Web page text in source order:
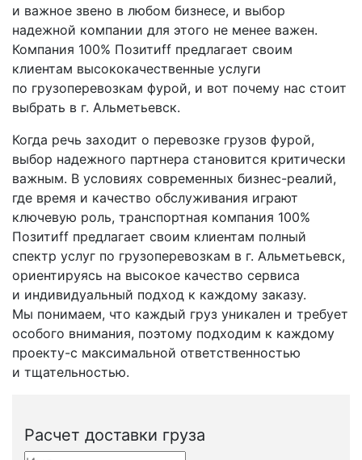
и важное звено в любом бизнесе, и выбор
надежной компании для этого не менее важен.
Компания 100% Позитиff предлагает своим
клиентам высококачественные услуги
по грузоперевозкам фурой, и вот почему нас стоит
выбрать в г. Альметьевск.
Когда речь заходит о перевозке грузов фурой,
выбор надежного партнера становится критически
важным. В условиях современных бизнес-реалий,
где время и качество обслуживания играют
ключевую роль, транспортная компания 100%
Позитиff предлагает своим клиентам полный
спектр услуг по грузоперевозкам в г. Альметьевск,
ориентируясь на высокое качество сервиса
и индивидуальный подход к каждому заказу.
Мы понимаем, что каждый груз уникален и требует
особого внимания, поэтому подходим к каждому
проекту-с максимальной ответственностью
и тщательностью.
Расчет доставки груза